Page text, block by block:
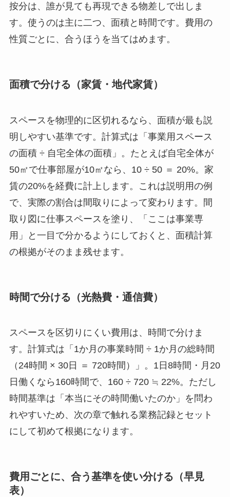
按分は、誰が見ても再現できる物差しで出しま
す。使うのは主に二つ、面積と時間です。費用の
性質ごとに、合うほうを当てはめます。
面積で分ける（家賃・地代家賃）
スペースを物理的に区切れるなら、面積が最も説
明しやすい基準です。計算式は「事業用スペース
の面積 ÷ 自宅全体の面積」。たとえば自宅全体が
50㎡で仕事部屋が10㎡なら、10 ÷ 50 ＝ 20%。家
賃の20%を経費に計上します。これは説明用の例
で、実際の割合は間取りによって変わります。間
取り図に仕事スペースを塗り、「ここは事業専
用」と一目で分かるようにしておくと、面積計算
の根拠がそのまま残せます。
時間で分ける（光熱費・通信費）
スペースを区切りにくい費用は、時間で分けま
す。計算式は「1か月の事業時間 ÷ 1か月の総時間
（24時間 × 30日 ＝ 720時間）」。1日8時間・月20
日働くなら160時間で、160 ÷ 720 ≒ 22%。ただし
時間基準は「本当にその時間働いたのか」を問わ
れやすいため、次の章で触れる業務記録とセット
にして初めて根拠になります。
費用ごとに、合う基準を使い分ける（早見
表）